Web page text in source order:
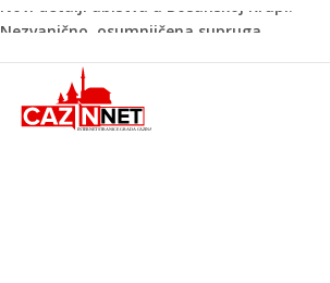
Na Ahiret preselila Bešić (rođ. Blažević)
Na Ahiret preselio ŠUPUK (Refik) ŠEFIK
Evo koje države su zasad za, a koje
protiv Infantina na izborima: Srbija i